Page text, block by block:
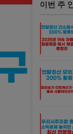
이번 주